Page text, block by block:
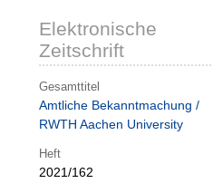
Elektronische
Zeitschrift
Gesamttitel
Amtliche Bekanntmachung /
RWTH Aachen University
Heft
2021/162